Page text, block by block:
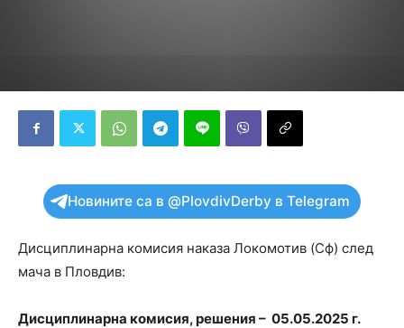
Новините са в @PlovdivDerby в Telegram
Дисциплинарна комисия наказа Локомотив (Сф) след
мача в Пловдив:
Дисциплинарна комисия, решения – 05.05.2025 г.